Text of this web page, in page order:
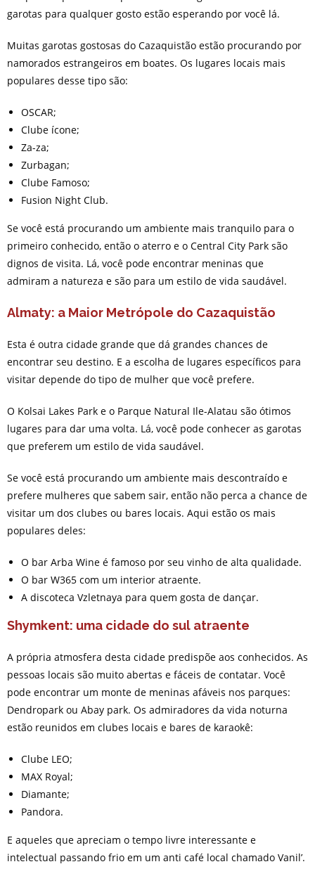
garotas para qualquer gosto estão esperando por você lá.
Muitas garotas gostosas do Cazaquistão estão procurando por
namorados estrangeiros em boates. Os lugares locais mais
populares desse tipo são:
OSCAR;
Clube ícone;
Za-za;
Zurbagan;
Clube Famoso;
Fusion Night Club.
Se você está procurando um ambiente mais tranquilo para o
primeiro conhecido, então o aterro e o Central City Park são
dignos de visita. Lá, você pode encontrar meninas que
admiram a natureza e são para um estilo de vida saudável.
Almaty: a Maior Metrópole do Cazaquistão
Esta é outra cidade grande que dá grandes chances de
encontrar seu destino. E a escolha de lugares específicos para
visitar depende do tipo de mulher que você prefere.
O Kolsai Lakes Park e o Parque Natural Ile-Alatau são ótimos
lugares para dar uma volta. Lá, você pode conhecer as garotas
que preferem um estilo de vida saudável.
Se você está procurando um ambiente mais descontraído e
prefere mulheres que sabem sair, então não perca a chance de
visitar um dos clubes ou bares locais. Aqui estão os mais
populares deles:
O bar Arba Wine é famoso por seu vinho de alta qualidade.
O bar W365 com um interior atraente.
A discoteca Vzletnaya para quem gosta de dançar.
Shymkent: uma cidade do sul atraente
A própria atmosfera desta cidade predispõe aos conhecidos. As
pessoas locais são muito abertas e fáceis de contatar. Você
pode encontrar um monte de meninas afáveis nos parques:
Dendropark ou Abay park. Os admiradores da vida noturna
estão reunidos em clubes locais e bares de karaokê:
Clube LEO;
MAX Royal;
Diamante;
Pandora.
E aqueles que apreciam o tempo livre interessante e
intelectual passando frio em um anti café local chamado Vanil’.